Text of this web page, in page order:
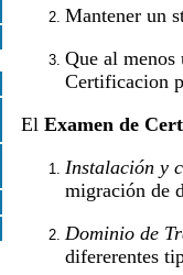
Mantener un
Que al menos
Certificacion
El Examen de
Instalación y
migración de
Dominio de
difererentes